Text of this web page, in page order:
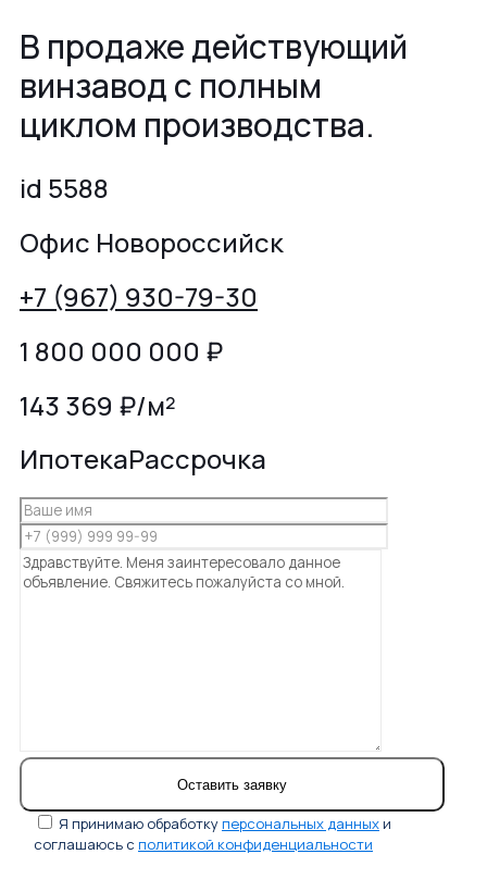
В продаже действующий
винзавод с полным
циклом пpoизводcтвa.
id 5588
Офис Новороссийск
+7 (967) 930-79-30
1 800 000 000 ₽
143 369 ₽/м²
ИпотекаРассрочка
Я принимаю обработкуперсональных данных и
соглашаюсь с политикой конфиденциальности